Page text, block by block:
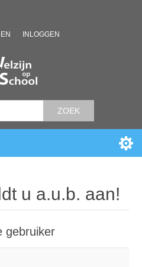
INLOGGEN
ZOEK
u a.u.b. aan!
gebruiker